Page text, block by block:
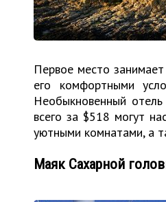
Первое место
его комфортными
Необыкновенный
всего за $518 могут
уютными комнатами, а
Маяк Сахарной